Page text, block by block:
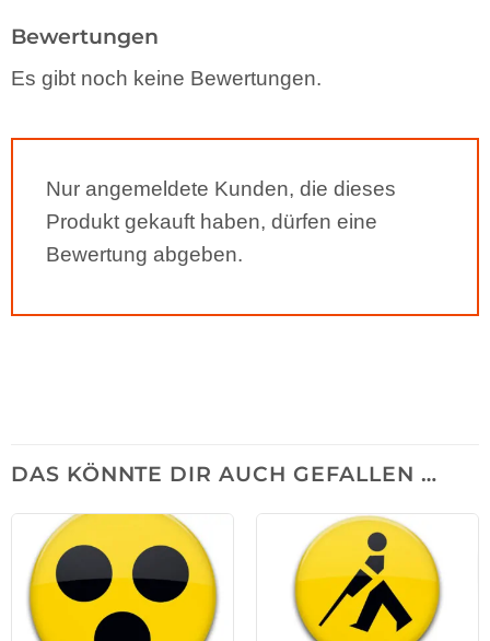
Bewertungen
Es gibt noch keine Bewertungen.
Nur angemeldete Kunden, die dieses
Produkt gekauft haben, dürfen eine
Bewertung abgeben.
DAS KÖNNTE DIR AUCH GEFALLEN …